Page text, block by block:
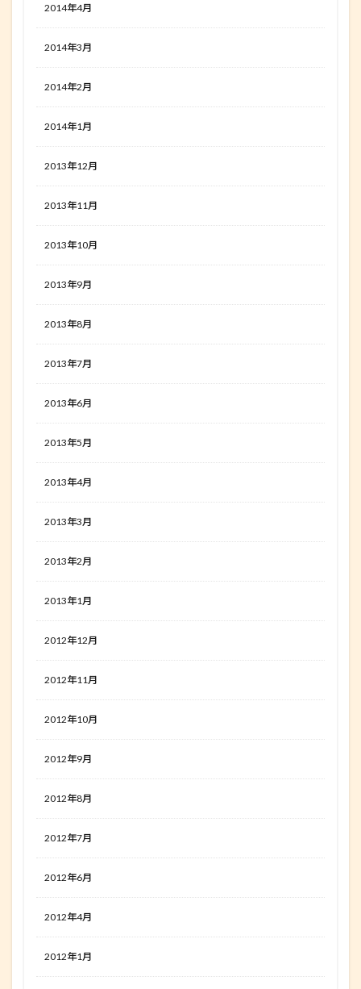
2014年4月
2014年3月
2014年2月
2014年1月
2013年12月
2013年11月
2013年10月
2013年9月
2013年8月
2013年7月
2013年6月
2013年5月
2013年4月
2013年3月
2013年2月
2013年1月
2012年12月
2012年11月
2012年10月
2012年9月
2012年8月
2012年7月
2012年6月
2012年4月
2012年1月